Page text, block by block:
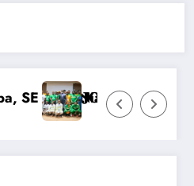
voix de la Côte
: 𝐋𝐄𝐒 𝐀𝐓𝐇𝐋È𝐓𝐄𝐒